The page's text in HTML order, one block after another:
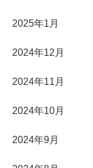
2025年1月
2024年12月
2024年11月
2024年10月
2024年9月